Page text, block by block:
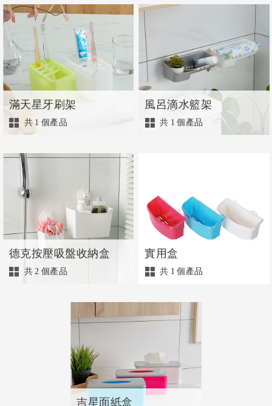
滿天星牙刷架
共 1 個產品
風呂滴水籃架
共 1 個產品
德克按壓吸盤收納盒
共 2 個產品
實用盒
共 1 個產品
吉星面紙盒